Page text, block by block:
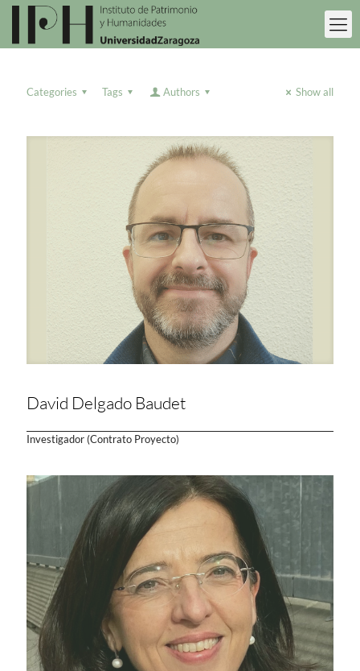
Categories Tags Authors Show all
David Delgado Baudet
Investigador (Contrato Proyecto)